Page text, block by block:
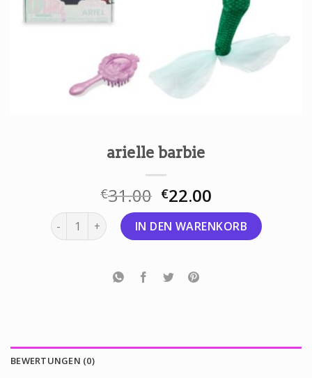
arielle barbie
€31.00 €22.00
arielle barbie MengeIN DEN WARENKORB
BEWERTUNGEN (0)